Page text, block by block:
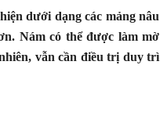
dưới dạng các mảng nâu
Nám có thể được làm mờ
vẫn cần điều trị duy trì